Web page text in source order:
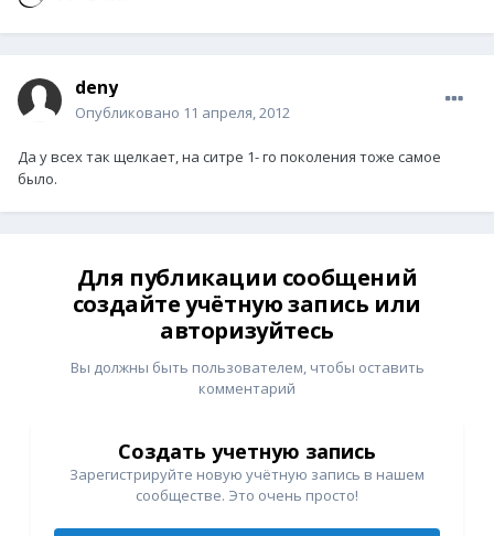
deny
Опубликовано 11 апреля, 2012
Да у всех так щелкает, на ситре 1- го поколения тоже самое
было.
Для публикации сообщений
создайте учётную запись или
авторизуйтесь
Вы должны быть пользователем, чтобы оставить
комментарий
Создать учетную запись
Зарегистрируйте новую учётную запись в нашем
сообществе. Это очень просто!